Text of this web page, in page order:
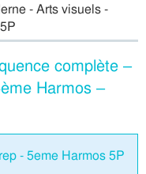
- Arts visuels -
complète –
Harmos –
- 5eme Harmos 5P